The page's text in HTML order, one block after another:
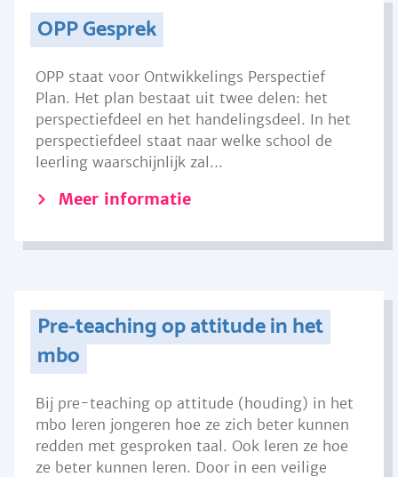
OPP Gesprek
OPP staat voor Ontwikkelings Perspectief
Plan. Het plan bestaat uit twee delen: het
perspectiefdeel en het handelingsdeel. In het
perspectiefdeel staat naar welke school de
leerling waarschijnlijk zal...
Meer informatie
Pre-teaching op attitude in het
mbo
Bij pre-teaching op attitude (houding) in het
mbo leren jongeren hoe ze zich beter kunnen
redden met gesproken taal. Ook leren ze hoe
ze beter kunnen leren. Door in een veilige